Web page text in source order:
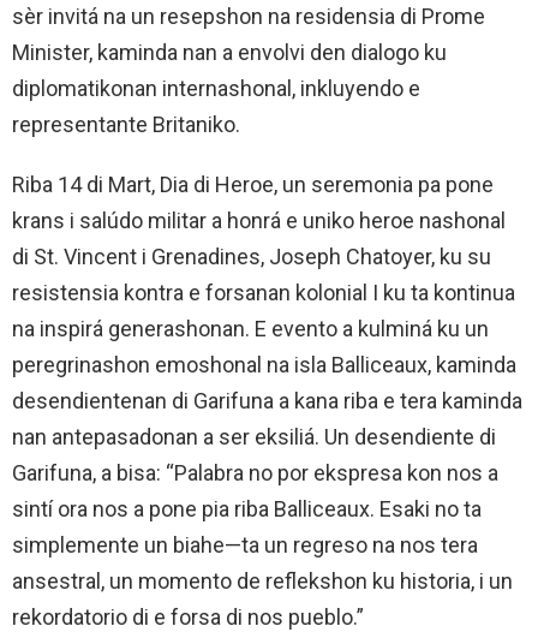
sèr invitá na un resepshon na residensia di Prome
Minister, kaminda nan a envolvi den dialogo ku
diplomatikonan internashonal, inkluyendo e
representante Britaniko.
Riba 14 di Mart, Dia di Heroe, un seremonia pa pone
krans i salúdo militar a honrá e uniko heroe nashonal
di St. Vincent i Grenadines, Joseph Chatoyer, ku su
resistensia kontra e forsanan kolonial I ku ta kontinua
na inspirá generashonan. E evento a kulminá ku un
peregrinashon emoshonal na isla Balliceaux, kaminda
desendientenan di Garifuna a kana riba e tera kaminda
nan antepasadonan a ser eksiliá. Un desendiente di
Garifuna, a bisa: “Palabra no por ekspresa kon nos a
sintí ora nos a pone pia riba Balliceaux. Esaki no ta
simplemente un biahe—ta un regreso na nos tera
ansestral, un momento de reflekshon ku historia, i un
rekordatorio di e forsa di nos pueblo.”